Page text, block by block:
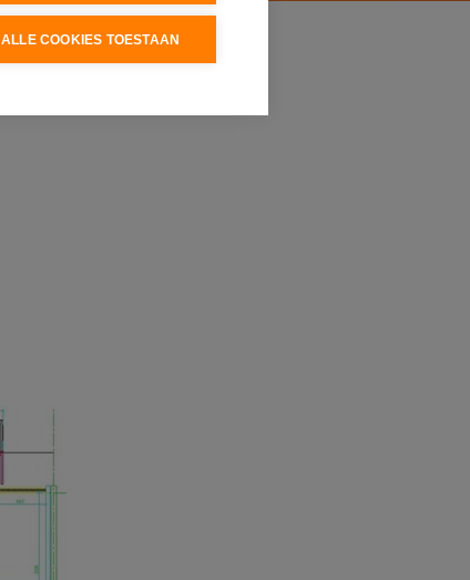
ALLE COOKIES TOESTAAN